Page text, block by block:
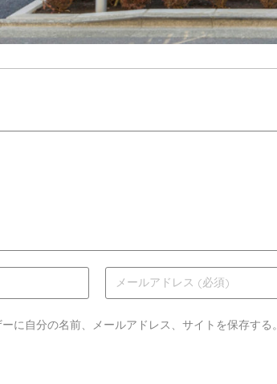
に自分の名前、メールアドレス、サイトを保存する。